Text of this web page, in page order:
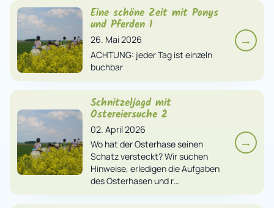
Eine schöne Zeit mit Ponys
und Pferden 1
26. Mai 2026
ACHTUNG: jeder Tag ist einzeln
buchbar
→
Schnitzeljagd mit
Ostereiersuche 2
02. April 2026
Wo hat der Osterhase seinen
Schatz versteckt? Wir suchen
Hinweise, erledigen die Aufgaben
des Osterhasen und r…
→